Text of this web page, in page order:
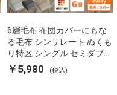
6層毛布 布団カバーにもな
る毛布 シンサレート ぬくも
り特区 シングル セミダブル
ダブル ブランケット 掛け布
団カバー フランネル 保温
￥5,980 (税込)